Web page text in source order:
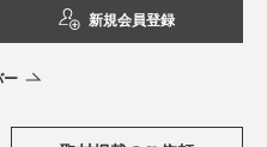
新規会員登録
ー